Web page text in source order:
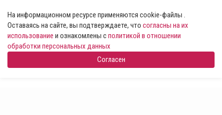
На информационном ресурсе применяются cookie-файлы .
Оставаясь на сайте, вы подтверждаете, что согласны на их
использование и ознакомлены сполитикой в отношении
обработки персональных данных
Согласен